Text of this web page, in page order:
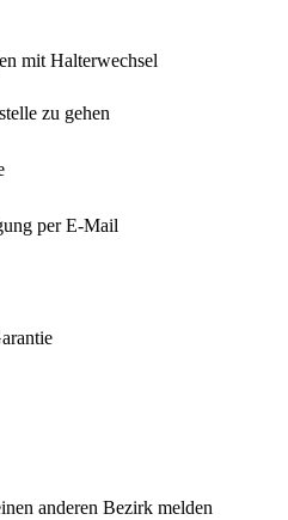
mit Halterwechsel
zu gehen
per E-Mail
anderen Bezirk melden